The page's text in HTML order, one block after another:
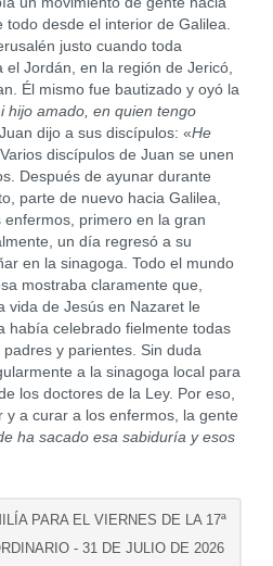
todo desde el interior de Galilea.
justo cuando toda
el Jordán, en la región de Jericó,
Él mismo fue bautizado y oyó la
hijo amado, en quien tengo
dijo a sus discípulos: «He
discípulos de Juan se unen
Después de ayunar durante
parte de nuevo hacia Galilea,
primero en la gran
un día regresó a su
en la sinagoga. Todo el mundo
mostraba claramente que,
vida de Jesús en Nazaret le
había celebrado fielmente todas
y parientes. Sin duda
a la sinagoga local para
los doctores de la Ley. Por eso,
y a curar a los enfermos, la gente
ha sacado esa sabiduría y esos
PARA EL VIERNES DE LA 17ª
- 31 DE JULIO DE 2026